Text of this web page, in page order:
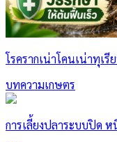
โรครากเน่าโคนเน่าทุเ
บทความเกษตร
การเลี้ยงปลาระบบปิด